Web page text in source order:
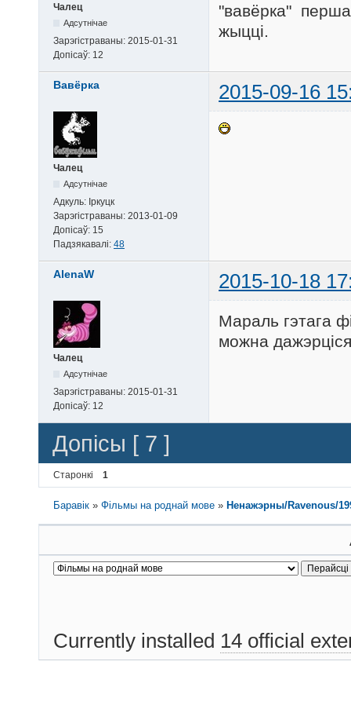
Чалец
Адсутнічае
Зарэгістраваны: 2015-01-31
Допісаў: 12
"вавёрка"
жыцці.
Вавёрка 2015-09-16
Чалец
Адсутнічае
Адкуль: Іркуцк
Зарэгістраваны: 2013-01-09
Допісаў: 15
Падзякавалі: 48
AlenaW 2015-10-18
Чалец
Адсутнічае
Зарэгістраваны: 2015-01-31
Допісаў: 12
Мараль гэтага
можна
Допісы [ 7 ]
Старонкі 1
Баравік »Фільмы на роднай мове » Ненажэрны/Ravenous/
Currently installed 14 official